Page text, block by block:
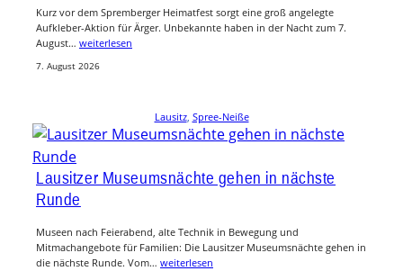
Kurz vor dem Spremberger Heimatfest sorgt eine groß angelegte
Aufkleber-Aktion für Ärger. Unbekannte haben in der Nacht zum 7.
August… weiterlesen
7. August 2026
Lausitz, Spree-Neiße
Lausitzer Museumsnächte gehen in nächste
Runde
Museen nach Feierabend, alte Technik in Bewegung und
Mitmachangebote für Familien: Die Lausitzer Museumsnächte gehen in
die nächste Runde. Vom… weiterlesen